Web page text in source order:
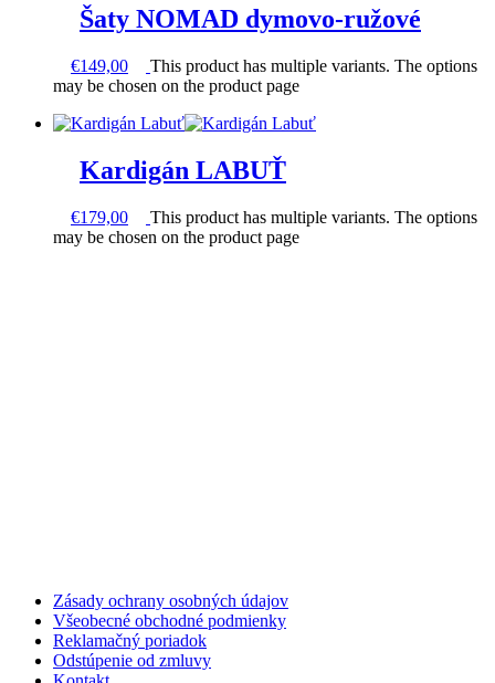
Šaty NOMAD dymovo-ružové
€149,00
This product has multiple variants. The options
may be chosen on the product page
Kardigán LABUŤ
€179,00
This product has multiple variants. The options
may be chosen on the product page
Zásady ochrany osobných údajov
Všeobecné obchodné podmienky
Reklamačný poriadok
Odstúpenie od zmluvy